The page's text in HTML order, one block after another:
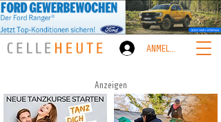
ANMELDEN
Anzeigen